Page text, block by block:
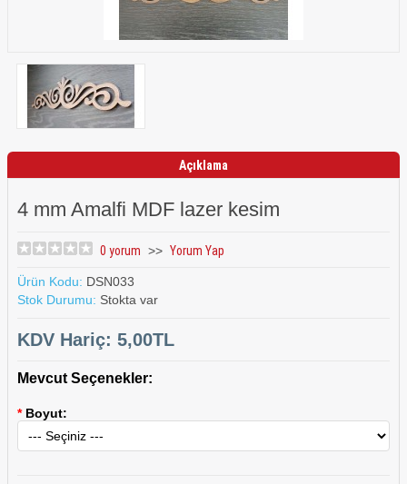
Açıklama
4 mm Amalfi MDF lazer kesim
0 yorum >> Yorum Yap
Ürün Kodu: DSN033
Stok Durumu: Stokta var
KDV Hariç: 5,00TL
Mevcut Seçenekler:
* Boyut: